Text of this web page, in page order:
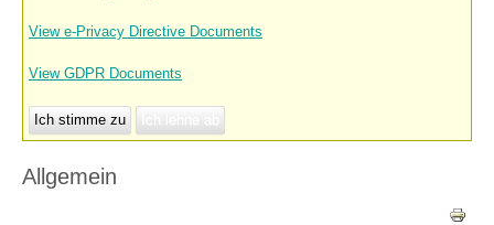
View e-Privacy Directive Documents
View GDPR Documents
Ich stimme zu
Allgemein